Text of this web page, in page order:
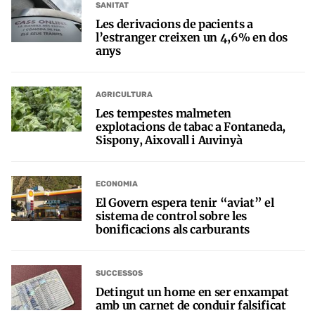
SANITAT
Les derivacions de pacients a
l’estranger creixen un 4,6% en dos
anys
AGRICULTURA
Les tempestes malmeten
explotacions de tabac a Fontaneda,
Sispony, Aixovall i Auvinyà
ECONOMIA
El Govern espera tenir “aviat” el
sistema de control sobre les
bonificacions als carburants
SUCCESSOS
Detingut un home en ser enxampat
amb un carnet de conduir falsificat